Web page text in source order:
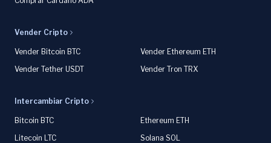
Vender Cripto
Vender Bitcoin BTC
Vender Ethereum ETH
Vender Tether USDT
Vender Tron TRX
Intercambiar Cripto
Bitcoin BTC
Ethereum ETH
Litecoin LTC
Solana SOL